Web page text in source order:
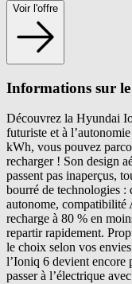
Voir l'offre
Informations sur
Découvrez la Hyundai
futuriste et à
kWh, vous pouvez
recharger ! Son design
passent pas inaperçus,
bourré de technologies :
autonome,
recharge à 80 % en
repartir rapidement.
le choix selon vos
l’Ioniq 6 devient encore
passer à l’électrique